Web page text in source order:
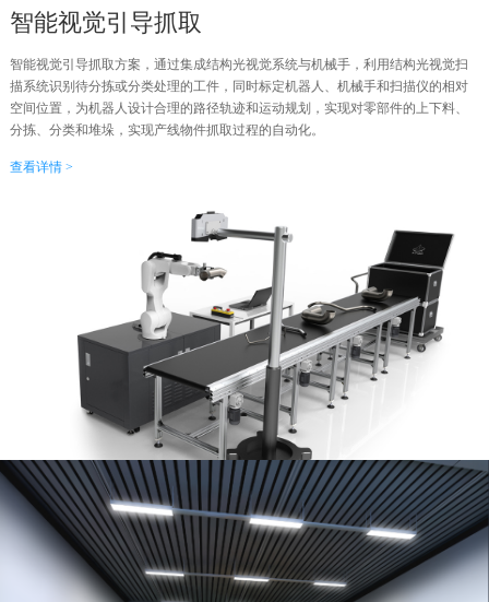
智能视觉引导抓取
智能视觉引导抓取方案，通过集成结构光视觉系统与机械手，利用结构光视觉扫
描系统识别待分拣或分类处理的工件，同时标定机器人、机械手和扫描仪的相对
空间位置，为机器人设计合理的路径轨迹和运动规划，实现对零部件的上下料、
分拣、分类和堆垛，实现产线物件抓取过程的自动化。
查看详情 >